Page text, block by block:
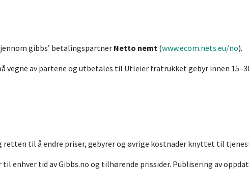
gibbs’ betalingspartner Netto nemt (www.ecom.nets.eu/no).
vegne av partene og utbetales til Utleier fratrukket gebyr innen
retten til å endre priser, gebyrer og øvrige kostnader knyttet til
enhver tid av Gibbs.no og tilhørende prissider. Publisering av